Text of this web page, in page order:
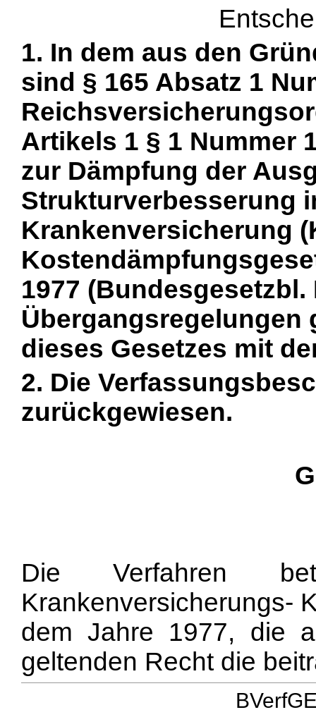
1. In dem aus den
sind § 165 Absatz 1
Artikels 1 § 1 Nummer
zur Dämpfung der
Strukturverbesserung
Krankenversicherung
1977 (Bundesgesetzbl.
Übergangsregelungen
dieses Gesetzes mit
2. Die
zurückgewiesen.
Die Verfahren
Krankenversicherungs-
dem Jahre 1977, die
geltenden Recht die